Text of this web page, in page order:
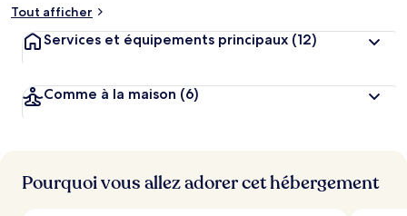
Tout afficher
Services et équipements principaux (12)
Comme à la maison (6)
Pourquoi vous allez adorer cet hébergement